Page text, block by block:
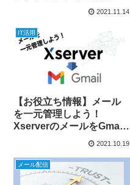
載らないための対処方法
2021.11.14
IT活用
【お役立ち情報】メール
を一元管理しよう！
XserverのメールをGmail
で送受信する方法
2021.10.19
メール配信